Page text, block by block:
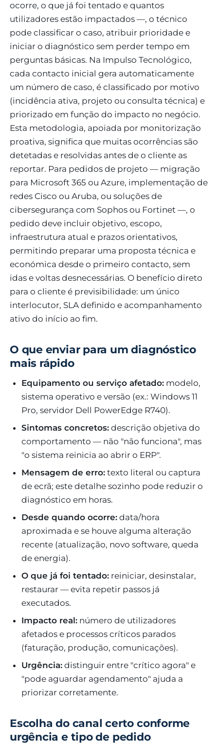
ocorre, o que já foi tentado e quantos
utilizadores estão impactados —, o técnico
pode classificar o caso, atribuir prioridade e
iniciar o diagnóstico sem perder tempo em
perguntas básicas. Na Impulso Tecnológico,
cada contacto inicial gera automaticamente
um número de caso, é classificado por motivo
(incidência ativa, projeto ou consulta técnica) e
priorizado em função do impacto no negócio.
Esta metodologia, apoiada por monitorização
proativa, significa que muitas ocorrências são
detetadas e resolvidas antes de o cliente as
reportar. Para pedidos de projeto — migração
para Microsoft 365 ou Azure, implementação de
redes Cisco ou Aruba, ou soluções de
cibersegurança com Sophos ou Fortinet —, o
pedido deve incluir objetivo, escopo,
infraestrutura atual e prazos orientativos,
permitindo preparar uma proposta técnica e
económica desde o primeiro contacto, sem
idas e voltas desnecessárias. O benefício direto
para o cliente é previsibilidade: um único
interlocutor, SLA definido e acompanhamento
ativo do início ao fim.
O que enviar para um diagnóstico
mais rápido
Equipamento ou serviço afetado: modelo,
sistema operativo e versão (ex.: Windows 11
Pro, servidor Dell PowerEdge R740).
Sintomas concretos: descrição objetiva do
comportamento — não "não funciona", mas
"o sistema reinicia ao abrir o ERP".
Mensagem de erro: texto literal ou captura
de ecrã; este detalhe sozinho pode reduzir o
diagnóstico em horas.
Desde quando ocorre: data/hora
aproximada e se houve alguma alteração
recente (atualização, novo software, queda
de energia).
O que já foi tentado: reiniciar, desinstalar,
restaurar — evita repetir passos já
executados.
Impacto real: número de utilizadores
afetados e processos críticos parados
(faturação, produção, comunicações).
Urgência: distinguir entre "crítico agora" e
"pode aguardar agendamento" ajuda a
priorizar corretamente.
Escolha do canal certo conforme
urgência e tipo de pedido